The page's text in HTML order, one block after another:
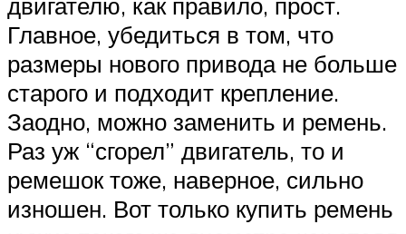
Главное, убедиться в том, что
размеры нового привода не больше
старого и подходит крепление.
Заодно, можно заменить и ремень.
Раз уж “сгорел” двигатель, то и
ремешок тоже, наверное, сильно
изношен. Вот только купить ремень